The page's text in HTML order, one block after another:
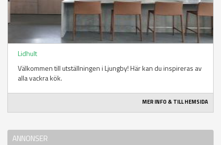
Lidhult
Välkommen till utställningen i Ljungby! Här kan du inspireras av
alla vackra kök.
MER INFO & TILL HEMSIDA
ANNONSER